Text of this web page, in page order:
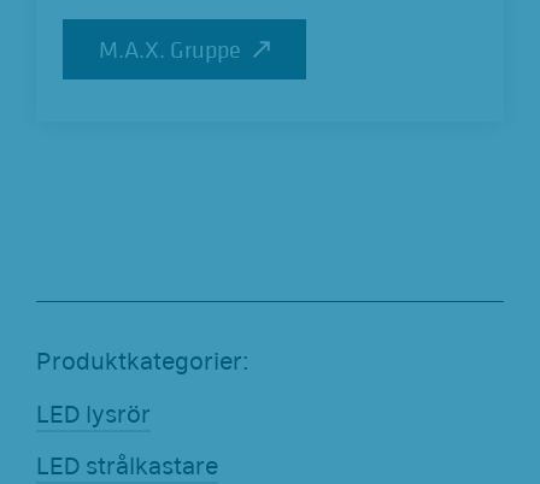
M.A.X. Gruppe
M.A.X. Gruppe
Produktkategorier:
LED lysrör
LED strålkastare